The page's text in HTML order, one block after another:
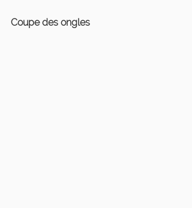
Coupe des ongles